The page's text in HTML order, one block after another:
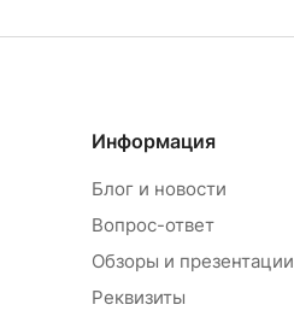
Информация
Блог и новости
Вопрос-ответ
Обзоры и презентации
Реквизиты